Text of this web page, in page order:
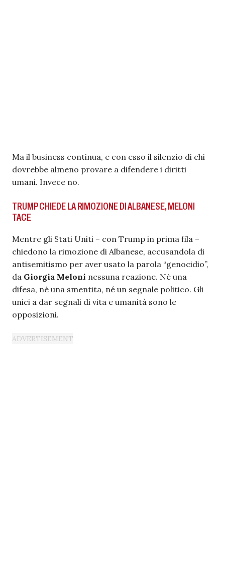
Ma il business continua, e con esso il silenzio di chi
dovrebbe almeno provare a difendere i diritti
umani. Invece no.
TRUMP CHIEDE LA RIMOZIONE DI ALBANESE, MELONI
TACE
Mentre gli Stati Uniti – con Trump in prima fila –
chiedono la rimozione di Albanese, accusandola di
antisemitismo per aver usato la parola “genocidio”,
da Giorgia Meloni nessuna reazione. Né una
difesa, né una smentita, né un segnale politico. Gli
unici a dar segnali di vita e umanità sono le
opposizioni.